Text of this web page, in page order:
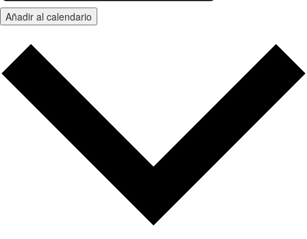
Añadir al calendario